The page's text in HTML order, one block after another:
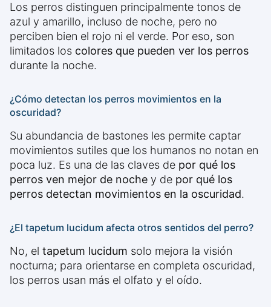
Los perros distinguen principalmente tonos de
azul y amarillo, incluso de noche, pero no
perciben bien el rojo ni el verde. Por eso, son
limitados los colores que pueden ver los perros
durante la noche.
¿Cómo detectan los perros movimientos en la
oscuridad?
Su abundancia de bastones les permite captar
movimientos sutiles que los humanos no notan en
poca luz. Es una de las claves de por qué los
perros ven mejor de noche y de por qué los
perros detectan movimientos en la oscuridad.
¿El tapetum lucidum afecta otros sentidos del perro?
No, el tapetum lucidum solo mejora la visión
nocturna; para orientarse en completa oscuridad,
los perros usan más el olfato y el oído.